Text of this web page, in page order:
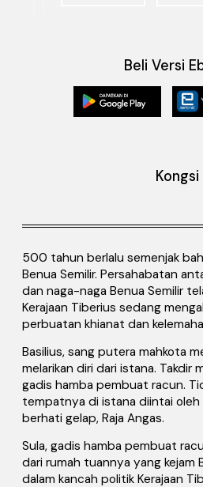
Beli Versi
Kongsi
500 tahun berlalu semenjak
Benua Semilir. Persahabatan
dan naga-naga Benua Semilir
Kerajaan Tiberius sedang
perbuatan khianat dan
Basilius, sang putera mahkota
melarikan diri dari istana. Takdir
gadis hamba pembuat racun.
tempatnya di istana diintai
berhati gelap, Raja Angas.
Sula, gadis hamba pembuat
dari rumah tuannya yang kejam
dalam kancah politik Kerajaan